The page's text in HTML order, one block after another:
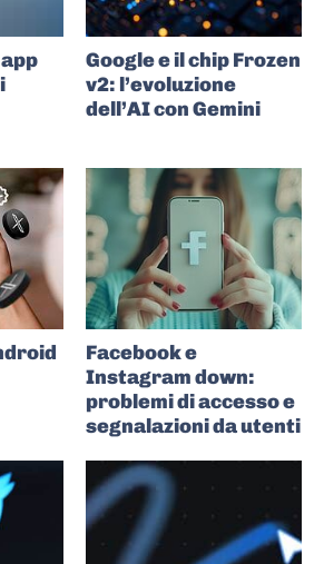
Google e il chip Frozen
v2: l’evoluzione
dell’AI con Gemini
Facebook e
Instagram down:
problemi di accesso e
segnalazioni da utenti